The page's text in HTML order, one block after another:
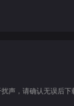
声，请确认无误